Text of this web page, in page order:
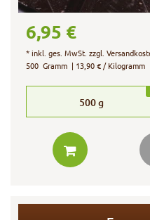
6,95 €
*inkl. ges. MwSt. zzgl.
500 Gramm | 13,90 € / Kilogramm
500g